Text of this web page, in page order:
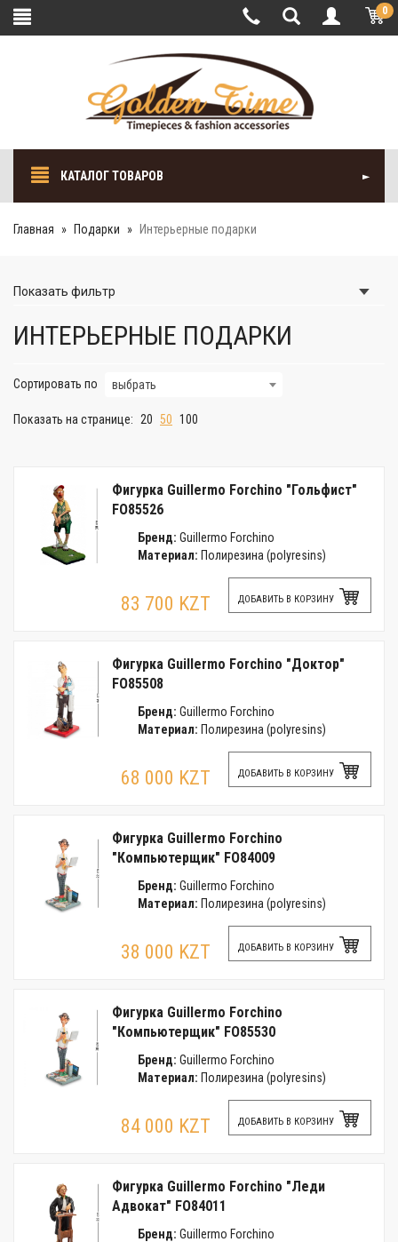
0
КАТАЛОГ ТОВАРОВ
Главная Подарки Интерьерные подарки
Показать фильтр
ИНТЕРЬЕРНЫЕ ПОДАРКИ
Сортировать по выбрать
Показать на странице: 20 50 100
Фигурка Guillermo Forchino "Гольфист"
FO85526
Бренд: Guillermo Forchino
Материал: Полирезина (polyresins)
83 700 KZT ДОБАВИТЬ В КОРЗИНУ
Фигурка Guillermo Forchino "Доктор"
FO85508
Бренд: Guillermo Forchino
Материал: Полирезина (polyresins)
68 000 KZT ДОБАВИТЬ В КОРЗИНУ
Фигурка Guillermo Forchino
"Компьютерщик" FO84009
Бренд: Guillermo Forchino
Материал: Полирезина (polyresins)
38 000 KZT ДОБАВИТЬ В КОРЗИНУ
Фигурка Guillermo Forchino
"Компьютерщик" FO85530
Бренд: Guillermo Forchino
Материал: Полирезина (polyresins)
84 000 KZT ДОБАВИТЬ В КОРЗИНУ
Фигурка Guillermo Forchino "Леди
Адвокат" FO84011
Бренд: Guillermo Forchino